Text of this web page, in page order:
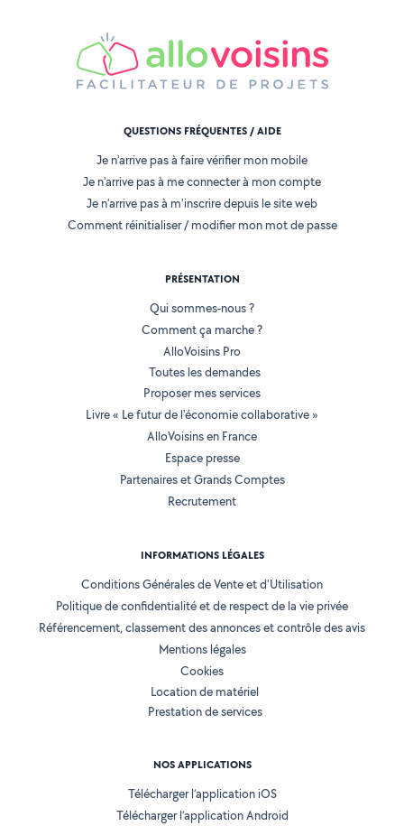
QUESTIONS FRÉQUENTES / AIDE
Je n'arrive pas à faire vérifier mon mobile
Je n'arrive pas à me connecter à mon compte
Je n'arrive pas à m'inscrire depuis le site web
Comment réinitialiser / modifier mon mot de passe
PRÉSENTATION
Qui sommes-nous ?
Comment ça marche ?
AlloVoisins Pro
Toutes les demandes
Proposer mes services
Livre « Le futur de l'économie collaborative »
AlloVoisins en France
Espace presse
Partenaires et Grands Comptes
Recrutement
INFORMATIONS LÉGALES
Conditions Générales de Vente et d'Utilisation
Politique de confidentialité et de respect de la vie privée
Référencement, classement des annonces et contrôle des avis
Mentions légales
Cookies
Location de matériel
Prestation de services
NOS APPLICATIONS
Télécharger l’application iOS
Télécharger l’application Android